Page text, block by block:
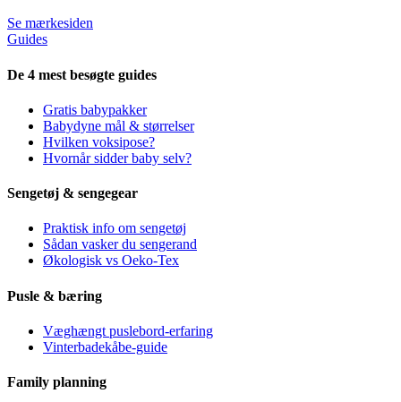
Se mærkesiden
Guides
De 4 mest besøgte guides
Gratis babypakker
Babydyne mål & størrelser
Hvilken voksipose?
Hvornår sidder baby selv?
Sengetøj & sengegear
Praktisk info om sengetøj
Sådan vasker du sengerand
Økologisk vs Oeko-Tex
Pusle & bæring
Væghængt puslebord-erfaring
Vinterbadekåbe-guide
Family planning